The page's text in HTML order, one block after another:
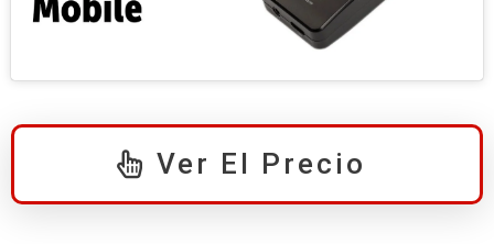
Ver El Precio